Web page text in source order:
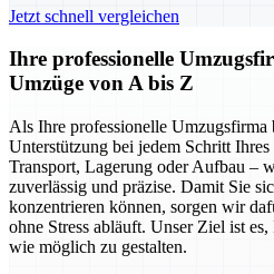
Jetzt schnell vergleichen
Ihre professionelle
Umzüge von A bis Z
Als Ihre professionelle Umzugsfirma
Unterstützung bei jedem Schritt
Transport, Lagerung oder Aufbau –
zuverlässig und präzise. Damit Sie
konzentrieren können, sorgen wir
ohne Stress abläuft. Unser Ziel ist
wie möglich zu gestalten.